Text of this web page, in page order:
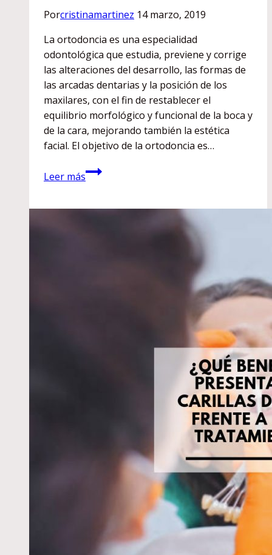
Porcristinamartinez 14 marzo, 2019
La ortodoncia es una especialidad
odontológica que estudia, previene y corrige
las alteraciones del desarrollo, las formas de
las arcadas dentarias y la posición de los
maxilares, con el fin de restablecer el
equilibrio morfológico y funcional de la boca y
de la cara, mejorando también la estética
facial. El objetivo de la ortodoncia es…
Leer más¿Qué
ventajas